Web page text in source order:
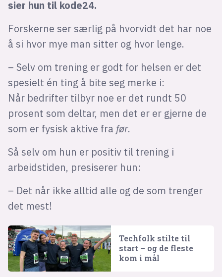
sier hun til kode24.
Forskerne ser særlig på hvorvidt det har noe
å si hvor mye man sitter og hvor lenge.
– Selv om trening er godt for helsen er det
spesielt én ting å bite seg merke i:
Når bedrifter tilbyr noe er det rundt 50
prosent som deltar, men det er er gjerne de
som er fysisk aktive fra før.
Så selv om hun er positiv til trening i
arbeidstiden, presiserer hun:
– Det når ikke alltid alle og de som trenger
det mest!
Techfolk stilte til
start – og de fleste
kom i mål